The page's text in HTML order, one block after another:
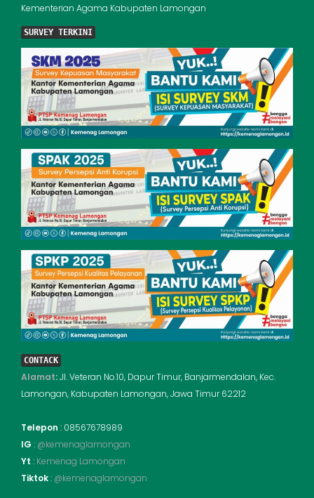
Kementerian Agama Kabupaten Lamongan
SURVEY TERKINI
CONTACK
Alamat:Jl. Veteran No.10, Dapur Timur, Banjarmendalan, Kec.
Lamongan, Kabupaten Lamongan, Jawa Timur 62212
Telepon : 08567678989
IG : @kemenaglamongan
Yt : Kemenag Lamongan
Tiktok: @kemenaglamongan